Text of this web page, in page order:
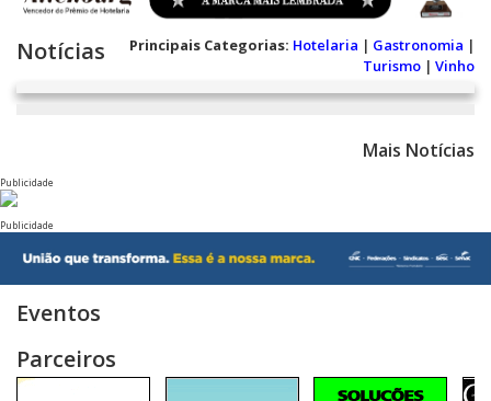
Notícias Principais Categorias: Hotelaria | Gastronomia |
Turismo | Vinho
Mais Notícias
Publicidade
Publicidade
Eventos
Parceiros